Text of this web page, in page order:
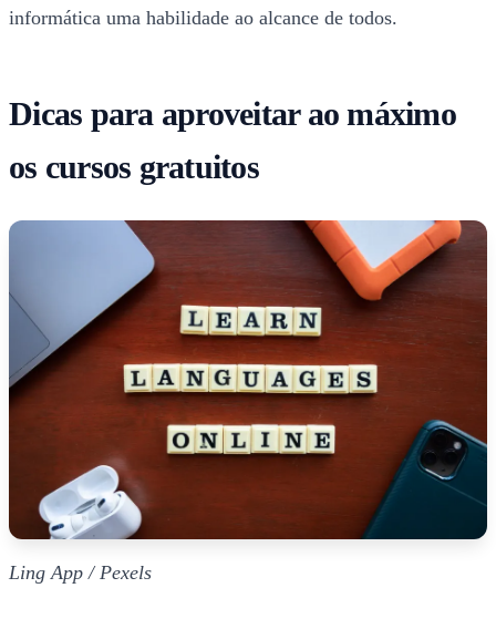
informática uma habilidade ao alcance de todos.
Dicas para aproveitar ao máximo
os cursos gratuitos
Ling App / Pexels